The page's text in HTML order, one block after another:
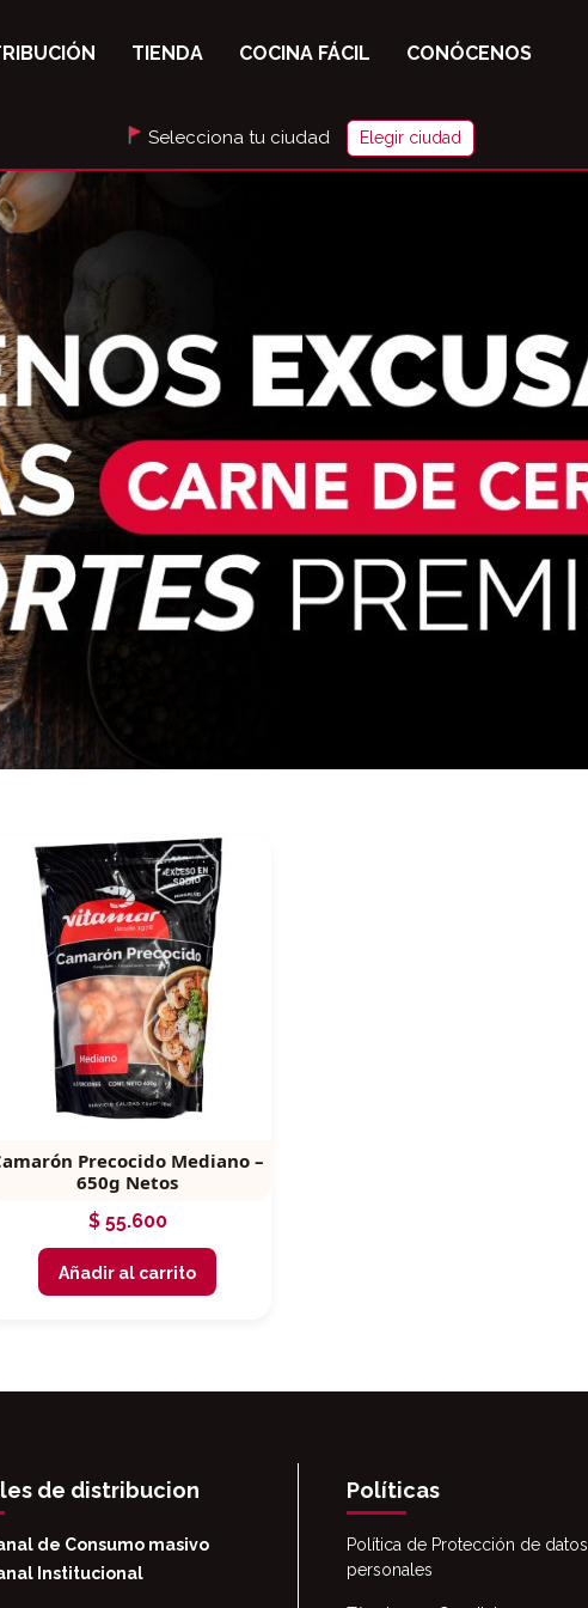
TIENDA COCINA FÁCIL CONÓCENOS
Selecciona tu ciudad Elegir ciudad
últimos
Precocido Mediano –
650g Netos
$55.600
Añadir al carrito
de distribucion
de Consumo masivo
Institucional
Políticas
Política de Protección de datos
personales